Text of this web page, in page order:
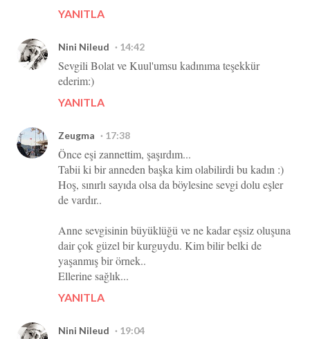
YANITLA
Nini Nileud 14:42
Sevgili Bolat ve Kuul'umsu kadınıma teşekkür
ederim:)
YANITLA
Zeugma 17:38
Önce eşi zannettim, şaşırdım...
Tabii ki bir anneden başka kim olabilirdi bu kadın :)
Hoş, sınırlı sayıda olsa da böylesine sevgi dolu eşler
de vardır..
Anne sevgisinin büyüklüğü ve ne kadar eşsiz oluşuna
dair çok güzel bir kurguydu. Kim bilir belki de
yaşanmış bir örnek..
Ellerine sağlık...
YANITLA
Nini Nileud 19:04